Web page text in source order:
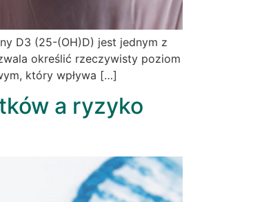
D3 (25-(OH)D) jest jednym z
określić rzeczywisty poziom
który wpływa […]
a ryzyko